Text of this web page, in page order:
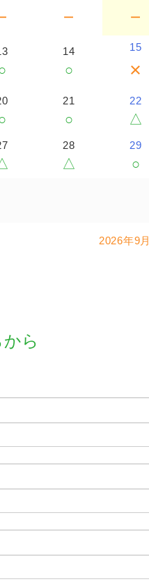
－ －
14
○
15
×
21
○
22
△
28
△
29
○
2026年9月
ら